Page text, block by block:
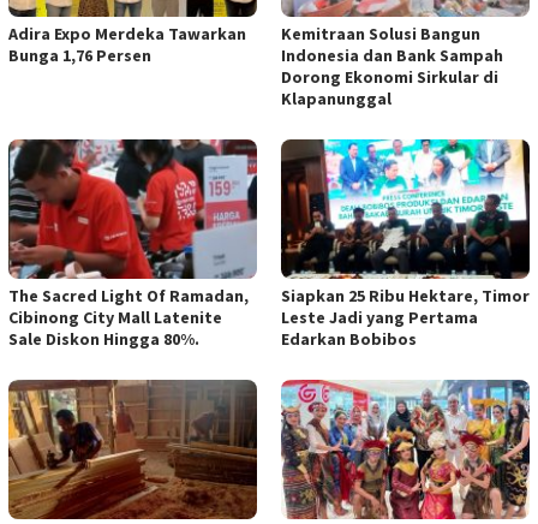
Adira Expo Merdeka Tawarkan
Bunga 1,76 Persen
Kemitraan Solusi Bangun
Indonesia dan Bank Sampah
Dorong Ekonomi Sirkular di
Klapanunggal
The Sacred Light Of Ramadan,
Cibinong City Mall Latenite
Sale Diskon Hingga 80%.
Siapkan 25 Ribu Hektare, Timor
Leste Jadi yang Pertama
Edarkan Bobibos